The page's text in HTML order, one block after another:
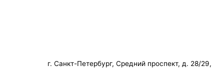
г. Санкт-Петербург, Средний проспект, д. 28/29,